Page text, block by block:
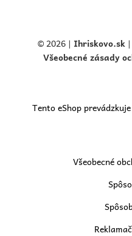
© 2026 | Ihriskovo.sk|
Všeobecné zásady
Tento eShop
Všeobecné